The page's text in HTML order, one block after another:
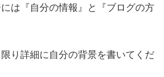
は『自分の情報』と『ブログの方
り詳細に自分の背景を書いてくだ